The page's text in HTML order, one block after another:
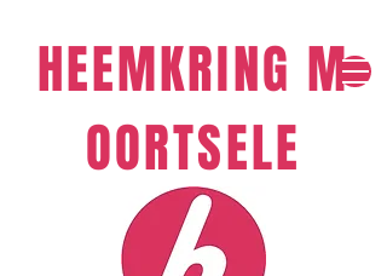
HEEMKRING M
OORTSELE​